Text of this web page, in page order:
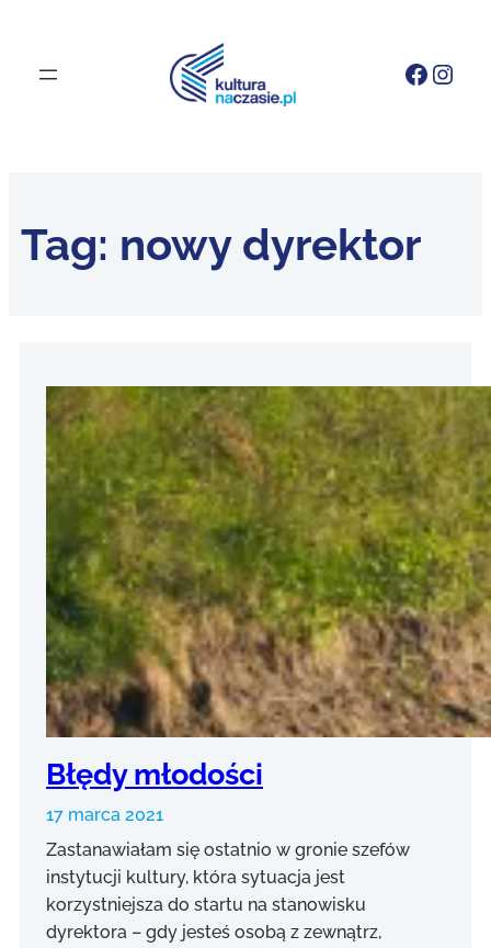
Tag: nowy dyrektor
Błędy młodości
17 marca 2021
Zastanawiałam się ostatnio w gronie szefów
instytucji kultury, która sytuacja jest
korzystniejsza do startu na stanowisku
dyrektora – gdy jesteś osobą z zewnątrz,